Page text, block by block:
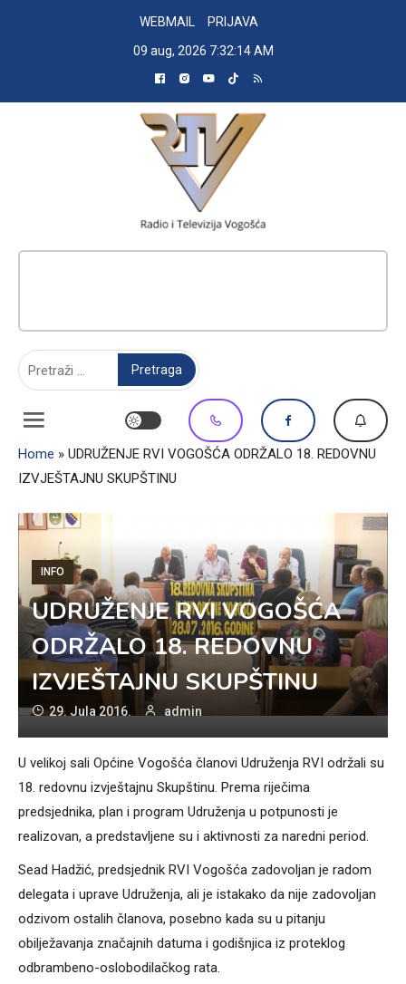
WEBMAIL
PRIJAVA
09 aug, 2026 7:32:15 AM
Home » UDRUŽENJE RVI VOGOŠĆA ODRŽALO 18. REDOVNU
IZVJEŠTAJNU SKUPŠTINU
INFO
UDRUŽENJE RVI VOGOŠĆA
ODRŽALO 18. REDOVNU
IZVJEŠTAJNU SKUPŠTINU
29. Jula 2016. admin
U velikoj sali Općine Vogošća članovi Udruženja RVI održali su
18. redovnu izvještajnu Skupštinu. Prema riječima
predsjednika, plan i program Udruženja u potpunosti je
realizovan, a predstavljene su i aktivnosti za naredni period.
Sead Hadžić, predsjednik RVI Vogošća zadovoljan je radom
delegata i uprave Udruženja, ali je istakako da nije zadovoljan
odzivom ostalih članova, posebno kada su u pitanju
obilježavanja značajnih datuma i godišnjica iz proteklog
odbrambeno-oslobodilačkog rata.